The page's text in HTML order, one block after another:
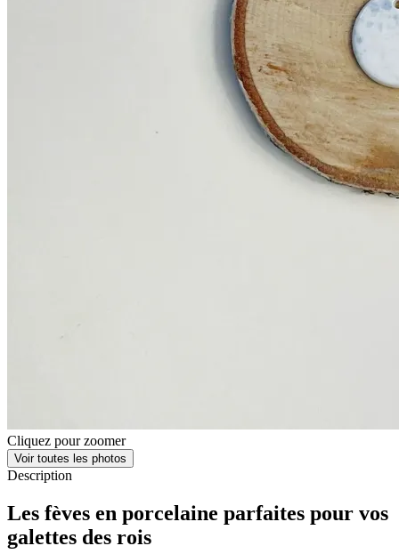
Cliquez pour zoomer
Voir toutes les photos
Description
Les fèves en porcelaine parfaites pour vos
galettes des rois